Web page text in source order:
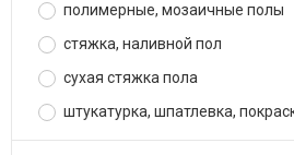
полимерные, мозаичные полы
стяжка, наливной пол
сухая стяжка пола
штукатурка, шпатлевка,